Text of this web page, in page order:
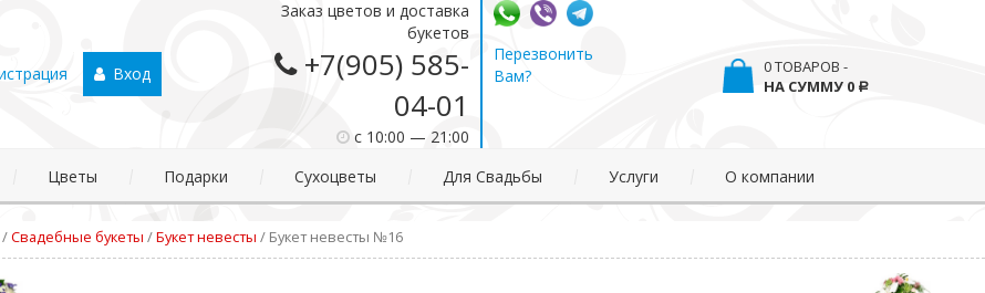
Вход
Заказ цветов и доставка
букетов
+7(905) 585-
04-01
c 10:00 — 21:00
Перезвонить
Вам?
0 ТОВАРОВ -
0 Р
Цветы Подарки Сухоцветы Для Свадьбы Услуги О компании
/Свадебные букеты /Букет невесты / Букет невесты №16